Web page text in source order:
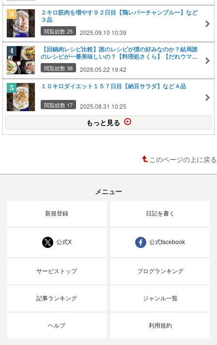
２キロ筋肉を増やす９２日目【鶏レバーチャンプルー】など
３品
閲覧総数 25 2025.09.10 10:39
【回鍋肉レシピ比較】誰のレシピが僕の好みなのか？結局誰
のレシピが一番美味しいの？【料理処さくら】【だれウマ】
【リュウジ】【田仲】
閲覧総数 38 2026.05.22 19:42
１０キロダイエット１５７日目【納豆サラダ】など４品
閲覧総数 17 2025.08.31 10:25
もっと見る
このページの上に戻る
メニュー
新規登録 日記を書く
公式X 公式facebook
サービストップ ブログランキング
記事ランキング ジャンル一覧
ヘルプ 利用規約